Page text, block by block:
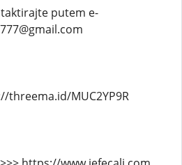
putem e-
threema.id/MUC2YP9R